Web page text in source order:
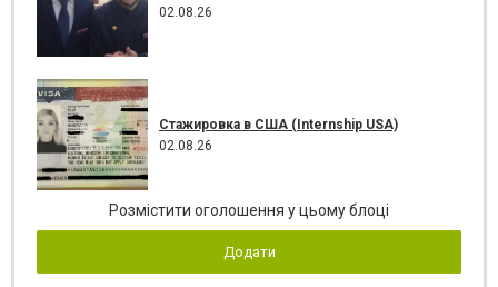
02.08.26
Стажировка в США (Internship USA)
02.08.26
Розмістити оголошення у цьому блоці
Додати